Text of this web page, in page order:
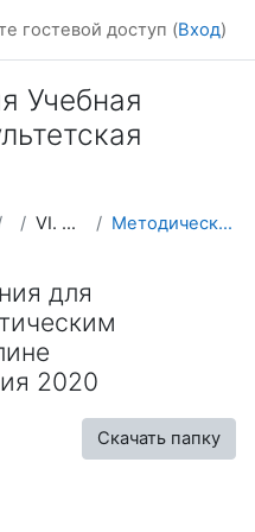
гостевой доступ (Вход)
Учебная
ПФТ VI. УММ для обучающихся Методические указания для обучающихся к практическ...
для
2020
Скачать папку